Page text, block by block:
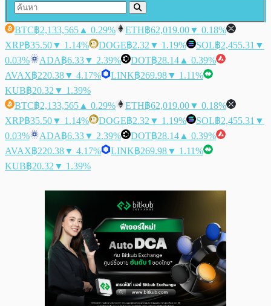
BTC฿2,133,565 ▲ 0.29% ETH฿62,019.00▼ 0.18%
XRP฿35.50▼ 1.14% DOGE฿2.32 ▼ 1.19% SOL฿2,455.31 ▼
0.03%
ADA฿6.33▼ 2.39% DOT฿28.14 ▲ 0.39%
AVAX฿220.38▼ 4.17% LINK฿269.98▼ 1.11%
KUB฿20.32 ▼ 1.39%
BTC฿2,133,565 ▲ 0.29% ETH฿62,019.00▼ 0.18%
XRP฿35.50▼ 1.14% DOGE฿2.32 ▼ 1.19% SOL฿2,455.31 ▼
0.03%
ADA฿6.33▼ 2.39% DOT฿28.14 ▲ 0.39%
AVAX฿220.38▼ 4.17% LINK฿269.98▼ 1.11%
KUB฿20.32 ▼ 1.39%